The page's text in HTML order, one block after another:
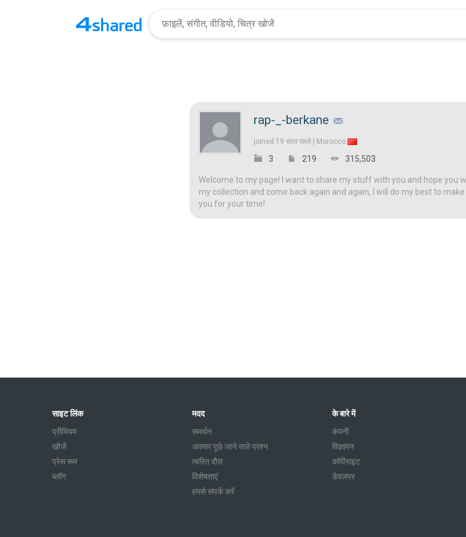
rap-_-berkane
joined 19 साल पहले | Morocco
3 219 315,503
Welcome to my page! I want to share my stuff with you and hope you
my collection and come back again and again, I will do my best to
you for your time!
साइट लिंक
प्रीमियम
खोजें
प्रेस रूम
ब्लॉग
मदद
समर्थन
अक्सर पूछे जाने वाले प्रश्न
त्वरित दौरा
विशेषताएं
हमसे संपर्क करें
के बारे में
कंपनी
विज्ञापन
कॉपीराइट
डेवलपर